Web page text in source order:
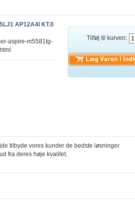
Tilføj til kurven:
AP12A4I KT.0
aspire-m5581tg-
tilbyde vores kunder de bedste løsninger.
fra deres høje kvalitet.